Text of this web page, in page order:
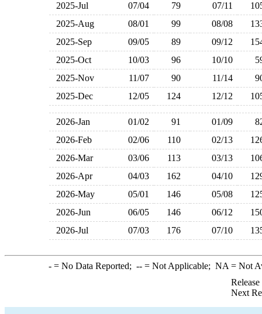
2025-Jul
07/04 79 07/11
2025-Aug
08/01 99 08/08
2025-Sep
09/05 89 09/12
2025-Oct
10/03 96 10/10
2025-Nov
11/07 90 11/14
2025-Dec
12/05 124 12/12
2026-Jan 01/02 91 01/09
2026-Feb
02/06 110 02/13
2026-Mar
03/06 113 03/13
2026-Apr
04/03 162 04/10
2026-May
05/01 146 05/08
2026-Jun
06/05 146 06/12
2026-Jul
07/03 176 07/10
-= No Data Reported; --= Not Applicable; NA = Not
Next